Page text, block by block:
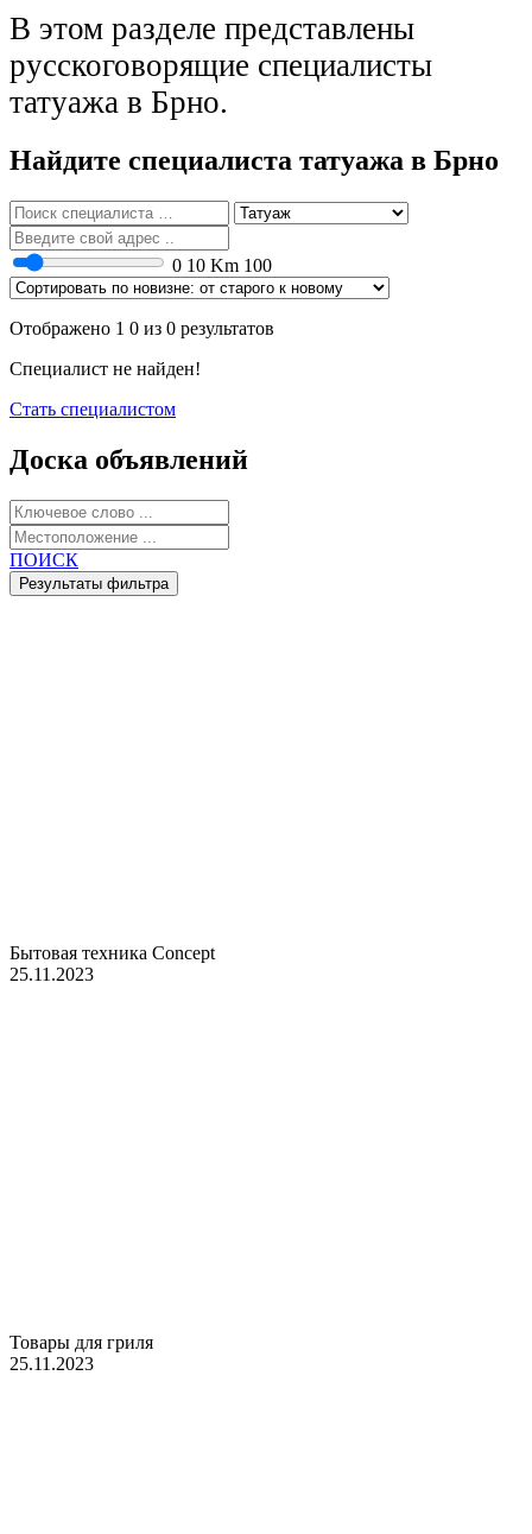
В этом разделе представлены
русскоговорящие специалисты
татуажа в Брно.
Найдите специалиста татуажа в Брно
0 10 Km 100
Отображено 1 0 из 0 результатов
Специалист не найден!
Стать специалистом
Доска объявлений
ПОИСК
Бытовая техника Concept
25.11.2023
Товары для гриля
25.11.2023